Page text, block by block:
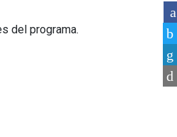
del programa.